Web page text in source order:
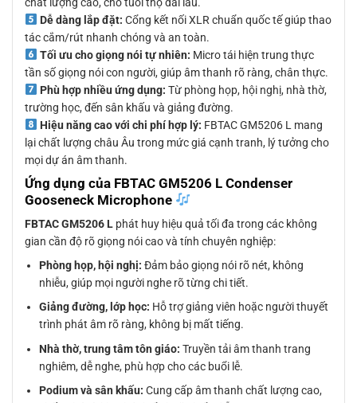
Dễ dàng lắp đặt: Cổng kết nối XLR chuẩn quốc tế giúp thao
tác cắm/rút nhanh chóng và an toàn.
Tối ưu cho giọng nói tự nhiên: Micro tái hiện trung thực
tần số giọng nói con người, giúp âm thanh rõ ràng, chân thực.
Phù hợp nhiều ứng dụng: Từ phòng họp, hội nghị, nhà thờ,
trường học, đến sân khấu và giảng đường.
Hiệu năng cao với chi phí hợp lý: FBTAC GM5206 L mang
lại chất lượng châu Âu trong mức giá cạnh tranh, lý tưởng cho
mọi dự án âm thanh.
Ứng dụng của FBTAC GM5206 L Condenser
Gooseneck Microphone
FBTAC GM5206 L phát huy hiệu quả tối đa trong các không
gian cần độ rõ giọng nói cao và tính chuyên nghiệp:
Phòng họp, hội nghị: Đảm bảo giọng nói rõ nét, không
nhiễu, giúp mọi người nghe rõ từng chi tiết.
Giảng đường, lớp học: Hỗ trợ giảng viên hoặc người thuyết
trình phát âm rõ ràng, không bị mất tiếng.
Nhà thờ, trung tâm tôn giáo: Truyền tải âm thanh trang
nghiêm, dễ nghe, phù hợp cho các buổi lễ.
Podium và sân khấu: Cung cấp âm thanh chất lượng cao,